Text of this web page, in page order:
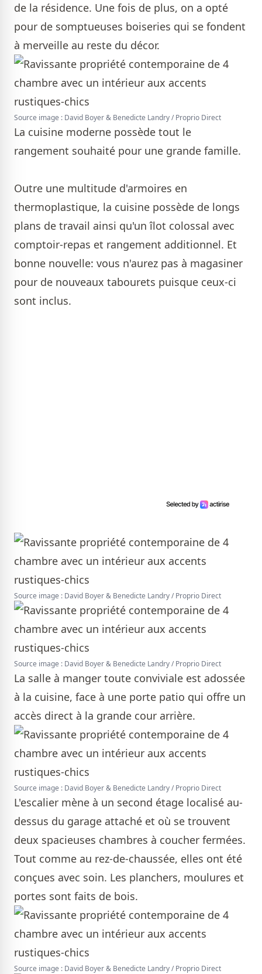
de la résidence. Une fois de plus, on a opté
pour de somptueuses boiseries qui se fondent
à merveille au reste du décor.
Source image : David Boyer & Benedicte Landry / Proprio Direct
La cuisine moderne possède tout le
rangement souhaité pour une grande famille.
Outre une multitude d'armoires en
thermoplastique, la cuisine possède de longs
plans de travail ainsi qu'un îlot colossal avec
comptoir-repas et rangement additionnel. Et
bonne nouvelle: vous n'aurez pas à magasiner
pour de nouveaux tabourets puisque ceux-ci
sont inclus.
Source image : David Boyer & Benedicte Landry / Proprio Direct
Source image : David Boyer & Benedicte Landry / Proprio Direct
La salle à manger toute conviviale est adossée
à la cuisine, face à une porte patio qui offre un
accès direct à la grande cour arrière.
Source image : David Boyer & Benedicte Landry / Proprio Direct
L'escalier mène à un second étage localisé au-
dessus du garage attaché et où se trouvent
deux spacieuses chambres à coucher fermées.
Tout comme au rez-de-chaussée, elles ont été
conçues avec soin. Les planchers, moulures et
portes sont faits de bois.
Source image : David Boyer & Benedicte Landry / Proprio Direct